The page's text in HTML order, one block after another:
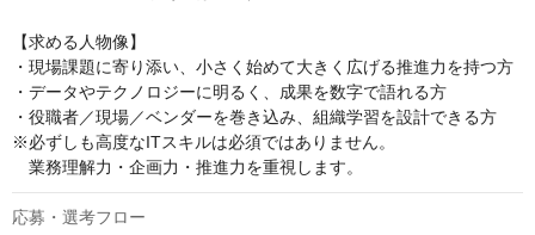
【求める人物像】
・現場課題に寄り添い、小さく始めて大きく広げる推進力を持つ方
・データやテクノロジーに明るく、成果を数字で語れる方
・役職者／現場／ベンダーを巻き込み、組織学習を設計できる方
※必ずしも高度なITスキルは必須ではありません。
業務理解力・企画力・推進力を重視します。
応募・選考フロー